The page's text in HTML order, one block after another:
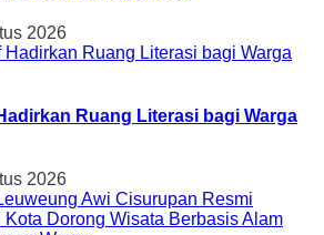
2026
Ruang Literasi bagi Warga
2026